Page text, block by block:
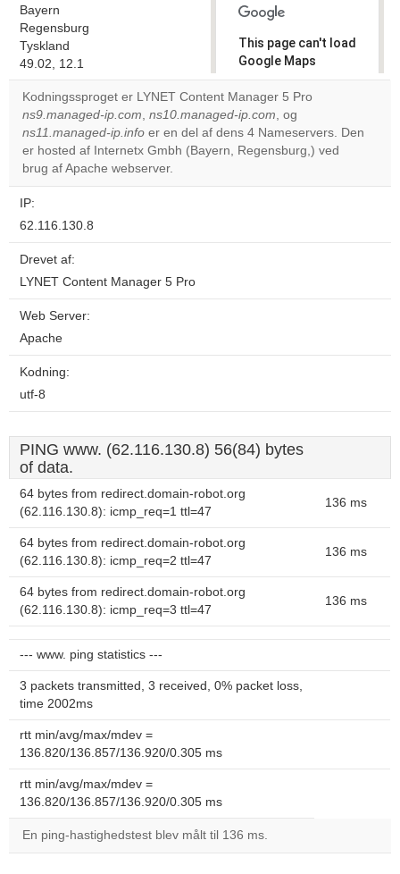
Bayern
Regensburg
Tyskland
49.02, 12.1
This page can't load
Google Maps
correctly.
Do you
own this
website?
OK
Kodningssproget er LYNET Content Manager 5 Pro
ns9.managed-ip.com, ns10.managed-ip.com, og
ns11.managed-ip.info er en del af dens 4 Nameservers. Den
er hosted af Internetx Gmbh (Bayern, Regensburg,) ved
brug af Apache webserver.
IP:
62.116.130.8
Drevet af:
LYNET Content Manager 5 Pro
Web Server:
Apache
Kodning:
utf-8
PING www. (62.116.130.8) 56(84) bytes
of data.
64 bytes from redirect.domain-robot.org
(62.116.130.8): icmp_req=1 ttl=47
136 ms
64 bytes from redirect.domain-robot.org
(62.116.130.8): icmp_req=2 ttl=47
136 ms
64 bytes from redirect.domain-robot.org
(62.116.130.8): icmp_req=3 ttl=47
136 ms
--- www. ping statistics ---
3 packets transmitted, 3 received, 0% packet loss,
time 2002ms
rtt min/avg/max/mdev =
136.820/136.857/136.920/0.305 ms
rtt min/avg/max/mdev =
136.820/136.857/136.920/0.305 ms
En ping-hastighedstest blev målt til 136 ms.